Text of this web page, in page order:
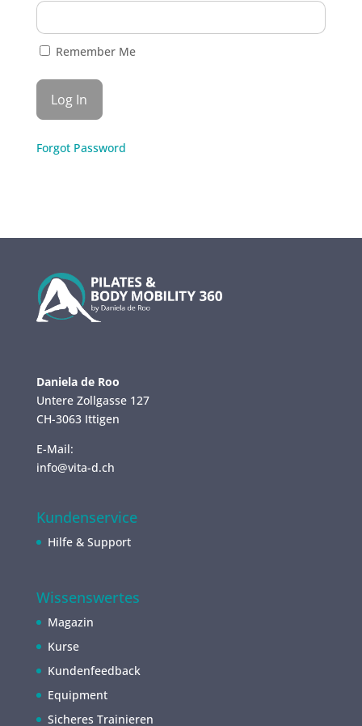
Remember Me
Forgot Password
Daniela de Roo
Untere Zollgasse 127
CH-3063 Ittigen
E-Mail:
info@vita-d.ch
Kundenservice
Hilfe & Support
Wissenswertes
Magazin
Kurse
Kundenfeedback
Equipment
Sicheres Trainieren